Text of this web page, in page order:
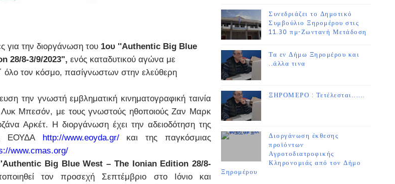
για την διοργάνωση του 1ου ''Authentic Big Blue
28/8-3/9/2023", ενός καταδυτικού αγώνα με
όλο τον κόσμο, πασίγνωστων στην ελεύθερη
την γνωστή εμβληματική κινηματογραφική ταινία
Λυκ Μπεσόν, με τους γνωστούς ηθοποιούς Ζαν Μαρκ
Αρκέτ. Η διοργάνωση έχει την αδειοδότηση της
ΕΟΥΔΑ
http://www.eoyda.gr/και της παγκόσμιας
www.cmas.org/
Big Blue West – The Ionian Edition 28/8-
τον προσεχή Σεπτέμβριο στο Ιόνιο και
Συνεδριάζει το Δημοτικό
Συμβούλιο Ξηρομέρου στις
11.30 πμ-Ζωντανή Μετάδοση
Τα εν Δήμω Ξηρομέρου και
..άλλα τινα
ΞΗΡΟΜΕΡΟ : Τετέλεσται......
Διοργάνωση έκθεσης
προϊόντων
Αγροτοδιατροφικής
Κληρονομιάς από τον Δήμο
Ξηρομέρου